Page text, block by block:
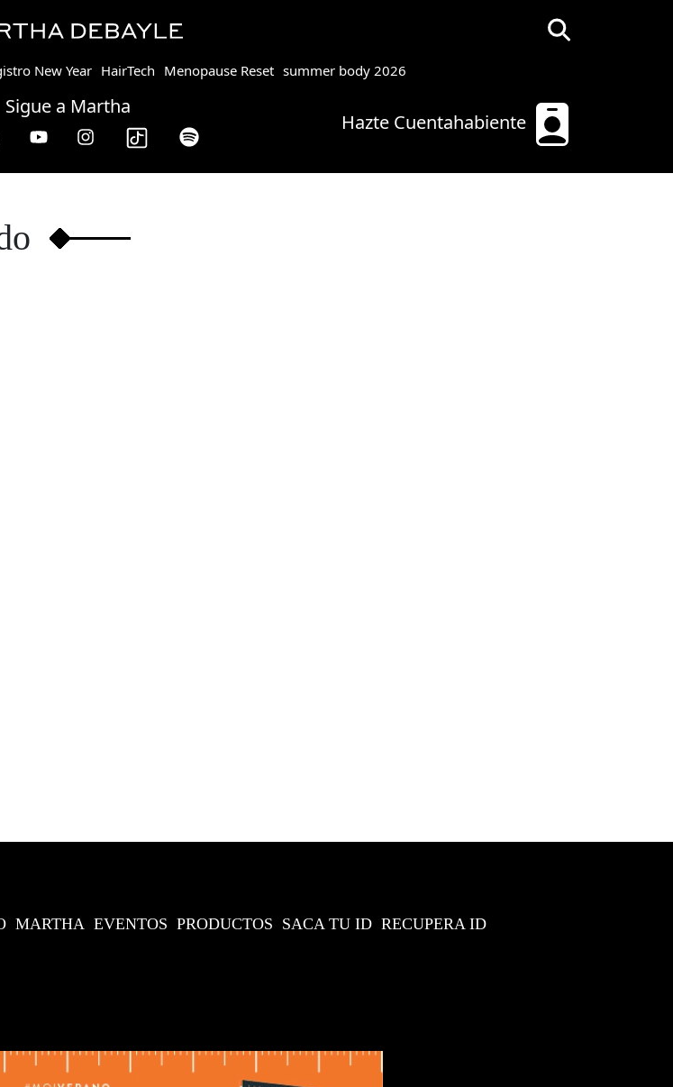
Hazte Cuentahabiente
New Year HairTech Menopause Reset summer body 2026
Sigue a Martha
viernes de 10 a 13 hrs.
MARTHA EVENTOS PRODUCTOS SACA TU ID RECUPERA ID